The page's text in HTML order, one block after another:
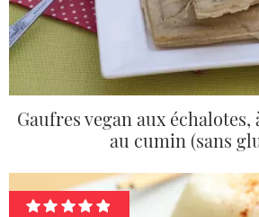
Gaufres vegan aux
au cumin (sans